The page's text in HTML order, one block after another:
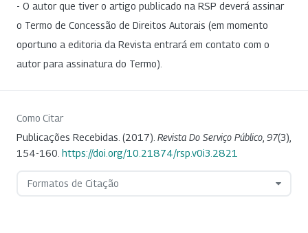
- O autor que tiver o artigo publicado na RSP deverá assinar
o Termo de Concessão de Direitos Autorais (em momento
oportuno a editoria da Revista entrará em contato com o
autor para assinatura do Termo).
Como Citar
Publicações Recebidas. (2017). Revista Do Serviço Público 97(3),
154-160. https://doi.org/10.21874/rsp.v0i3.2821
Formatos de Citação